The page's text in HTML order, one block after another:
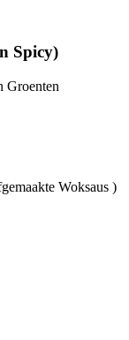
Spicy)
Groenten
Woksaus )